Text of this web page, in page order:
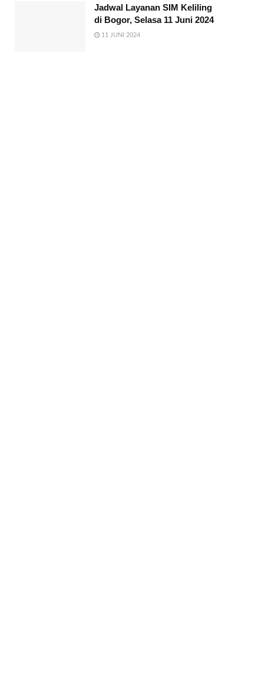
Jadwal Layanan SIM Keliling
di Bogor, Selasa 11 Juni 2024
11 JUNI 2024